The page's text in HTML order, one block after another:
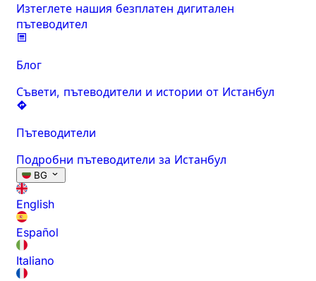
Изтеглете нашия безплатен дигитален
пътеводител
Блог
Съвети, пътеводители и истории от Истанбул
Пътеводители
Подробни пътеводители за Истанбул
BG
English
Español
Italiano